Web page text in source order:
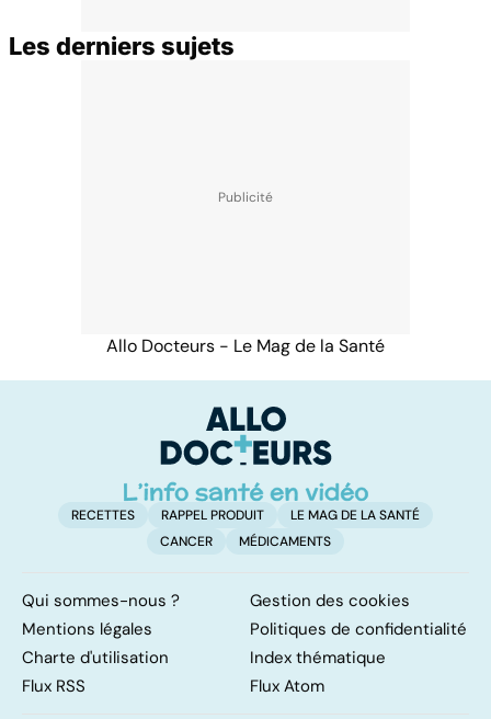
Les derniers sujets
Allo Docteurs - Le Mag de la Santé
RECETTES RAPPEL PRODUIT
LE MAG DE LA SANTÉ
CANCER
MÉDICAMENTS
Qui sommes-nous ?
Gestion des cookies
Mentions légales
Politiques de confidentialité
Charte d'utilisation
Index thématique
Flux RSS
Flux Atom